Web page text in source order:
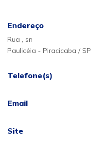
Endereço
Rua , sn
Paulicéia - Piracicaba / SP
Telefone(s)
Email
Site